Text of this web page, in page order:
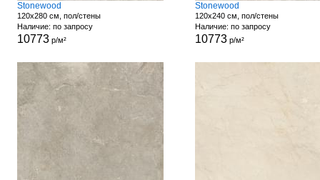
Stonewood
120x280 см, пол/стены
Наличие: по запросу
10773р/м²
Stonewood
120x240 см, пол/стены
Наличие: по запросу
10773р/м²